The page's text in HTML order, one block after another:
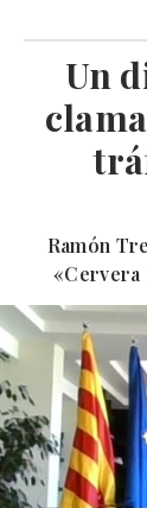
Un
Ramón
«Cervera